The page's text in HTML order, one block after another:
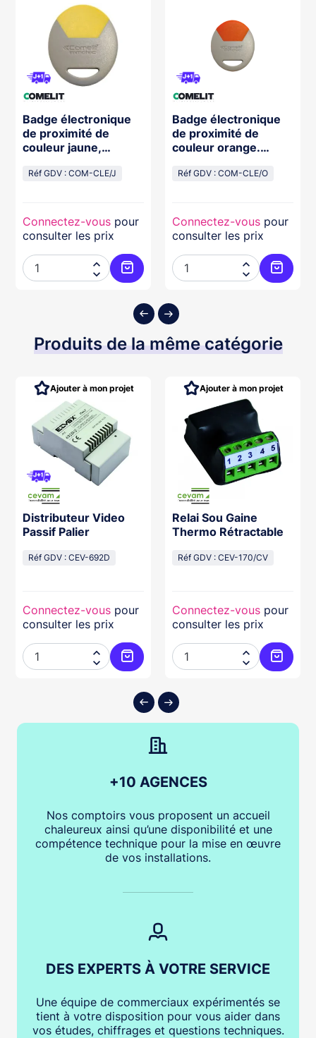
au panier
Badge électronique
de proximité de
couleur jaune,
utilisateurs ou
Réf GDV : COM-CLE/J
Connectez-vous pour
consulter les prix


Ajouter au panier
Badge électronique
de proximité de
couleur orange.
identification
Réf GDV : COM-CLE/O
Connectez-vous pour
consulter les prix


Produits de la même catégorie
au panier
Distributeur Video
Passif Palier
Réf GDV : CEV-692D
Connectez-vous pour
consulter les prix


Ajouter au panier
Ajouter à mon projet
Relai Sou Gaine
Thermo Rétractable
Réf GDV : CEV-170/CV
Connectez-vous pour
consulter les prix


Ajouter à mon projet
+10 AGENCES
Nos comptoirs vous proposent un accueil
chaleureux ainsi qu’une disponibilité et une
compétence technique pour la mise en œuvre
de vos installations.
DES EXPERTS À VOTRE SERVICE
Une équipe de commerciaux expérimentés se
tient à votre disposition pour vous aider dans
vos études, chiffrages et questions techniques.